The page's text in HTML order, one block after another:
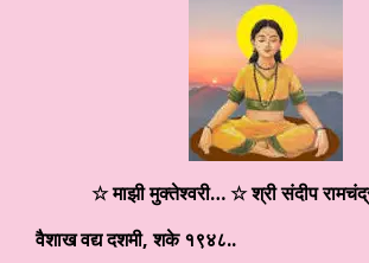
☆माझी मुक्तेश्वरी… ☆ श्री संदीप
वैशाख वद्य दशमी,शके १९४८..